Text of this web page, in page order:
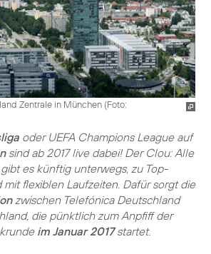
Zentrale in München (Foto:
oder UEFA Champions League auf
sind ab 2017 live dabei! Der Clou: Alle
es künftig unterwegs, zu Top-
flexiblen Laufzeiten. Dafür sorgt die
zwischen Telefónica Deutschland
die pünktlich zum Anpfiff der
im Januar 2017startet.